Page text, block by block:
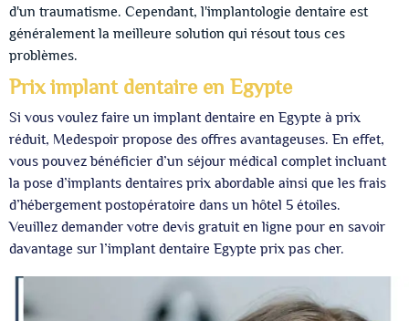
d'un traumatisme. Cependant, l'implantologie dentaire est
généralement la meilleure solution qui résout tous ces
problèmes.
Prix implant dentaire en Egypte
Si vous voulez faire un implant dentaire en Egypte à prix
réduit, Medespoir propose des offres avantageuses. En effet,
vous pouvez bénéficier d’un séjour médical complet incluant
la pose d’implants dentaires prix abordable ainsi que les frais
d’hébergement postopératoire dans un hôtel 5 étoiles.
Veuillez demander votre devis gratuit en ligne pour en savoir
davantage sur l’implant dentaire Egypte prix pas cher.